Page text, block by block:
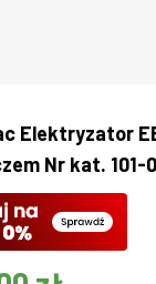
Elektryzator
Nr kat. 101-